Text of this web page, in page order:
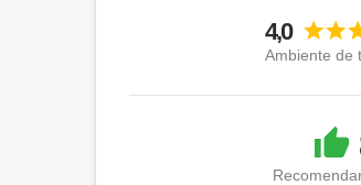
4,0
Ambiente de